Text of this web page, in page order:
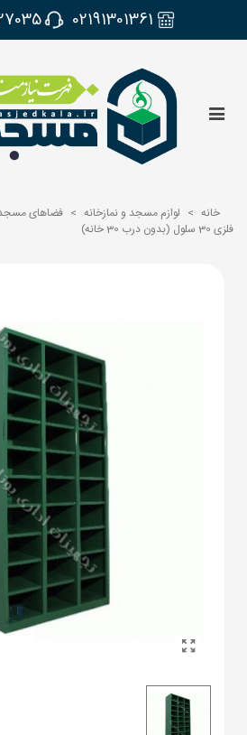
02191301361
خانه > لوازم مسجد و نمازخانه > فضاهای
فلزی 30 سلول (بدون درب 30 خانه)